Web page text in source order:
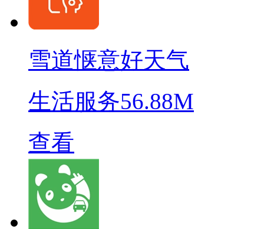
雪道惬意好天气
生活服务56.88M
查看